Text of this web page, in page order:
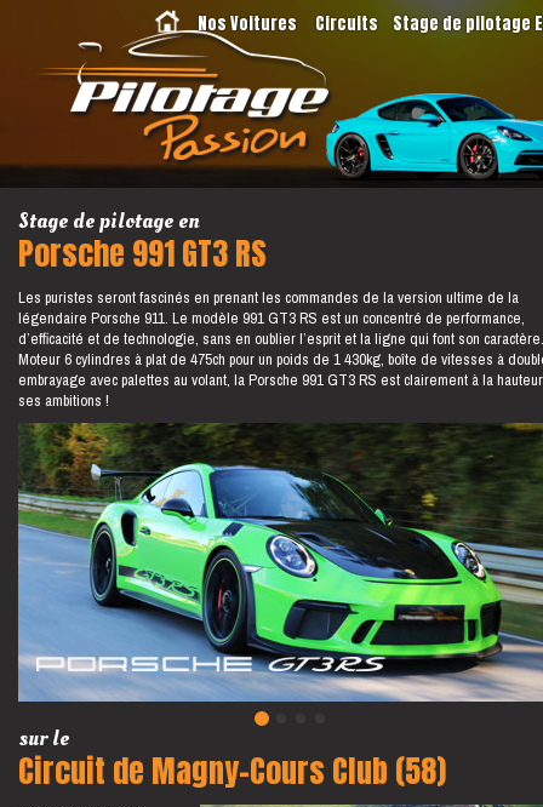
Nos Voitures Circuits Stage de pilotage
Stage de pilotage en
Porsche 991 GT3 RS
Les puristes seront fascinés en prenant les commandes de la version ultime de la
légendaire Porsche 911. Le modèle 991 GT3 RS est un concentré de performance,
d’efficacité et de technologie, sans en oublier l’esprit et la ligne qui font son caractère.
Moteur 6 cylindres à plat de 475ch pour un poids de 1 430kg, boîte de vitesses à
embrayage avec palettes au volant, la Porsche 991 GT3 RS est clairement à la
ses ambitions !
sur le
Circuit de Magny-Cours Club (58)